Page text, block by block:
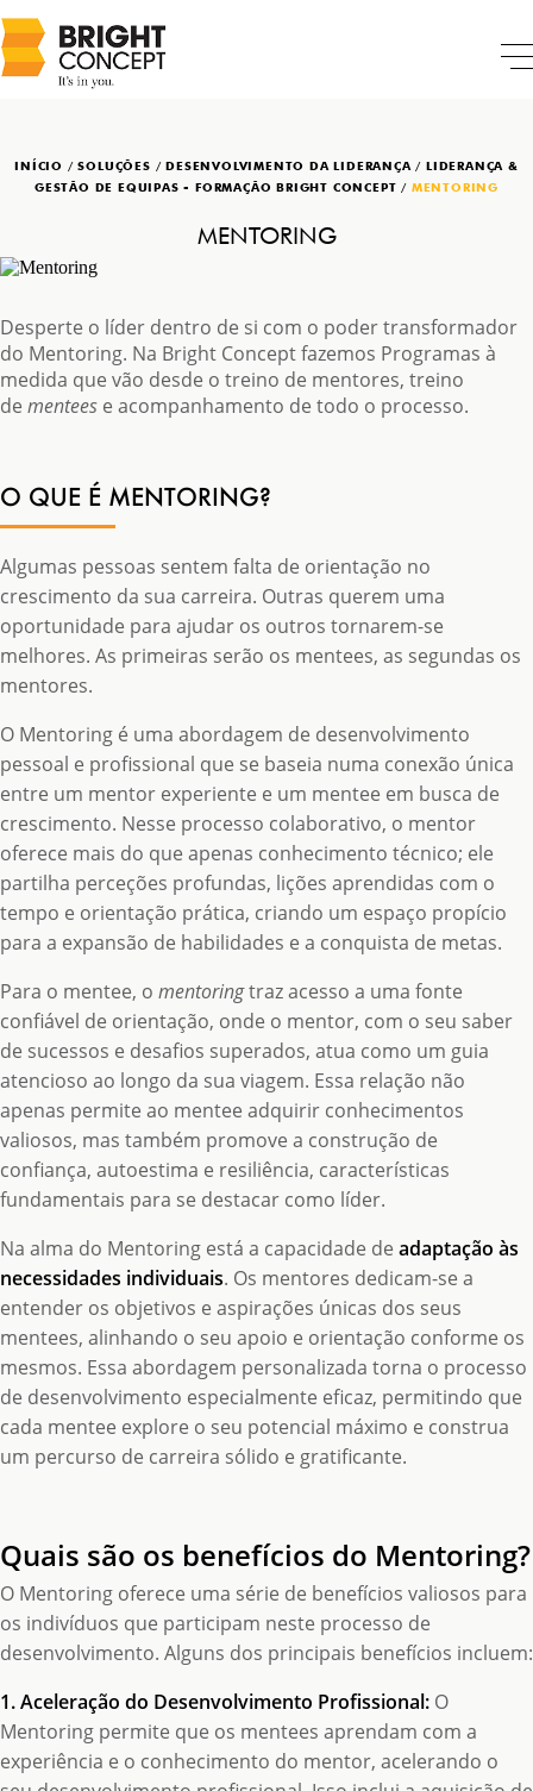
INÍCIO /SOLUÇÕES /DESENVOLVIMENTO DA LIDERANÇA /LIDERANÇA &
GESTÃO DE EQUIPAS - FORMAÇÃO BRIGHT CONCEPT / MENTORING
MENTORING
Desperte o líder dentro de si com o poder transformador
do Mentoring. Na Bright Concept fazemos Programas à
medida que vão desde o treino de mentores, treino
de mentees e acompanhamento de todo o processo.
O QUE É MENTORING?
Algumas pessoas sentem falta de orientação no
crescimento da sua carreira. Outras querem uma
oportunidade para ajudar os outros tornarem-se
melhores. As primeiras serão os mentees, as segundas os
mentores.
O Mentoring é uma abordagem de desenvolvimento
pessoal e profissional que se baseia numa conexão única
entre um mentor experiente e um mentee em busca de
crescimento. Nesse processo colaborativo, o mentor
oferece mais do que apenas conhecimento técnico; ele
partilha perceções profundas, lições aprendidas com o
tempo e orientação prática, criando um espaço propício
para a expansão de habilidades e a conquista de metas.
Para o mentee, o mentoringtraz acesso a uma fonte
confiável de orientação, onde o mentor, com o seu saber
de sucessos e desafios superados, atua como um guia
atencioso ao longo da sua viagem. Essa relação não
apenas permite ao mentee adquirir conhecimentos
valiosos, mas também promove a construção de
confiança, autoestima e resiliência, características
fundamentais para se destacar como líder.
Na alma do Mentoring está a capacidade de adaptação às
necessidades individuais. Os mentores dedicam-se a
entender os objetivos e aspirações únicas dos seus
mentees, alinhando o seu apoio e orientação conforme os
mesmos. Essa abordagem personalizada torna o processo
de desenvolvimento especialmente eficaz, permitindo que
cada mentee explore o seu potencial máximo e construa
um percurso de carreira sólido e gratificante.
Quais são os benefícios do Mentoring?
O Mentoring oferece uma série de benefícios valiosos para
os indivíduos que participam neste processo de
desenvolvimento. Alguns dos principais benefícios incluem:
1. Aceleração do Desenvolvimento Profissional: O
Mentoring permite que os mentees aprendam com a
experiência e o conhecimento do mentor, acelerando o